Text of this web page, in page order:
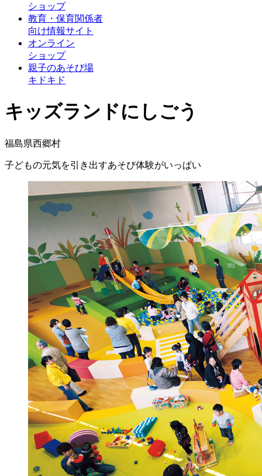
ショップ
教育・保育関係者
向け情報サイト
オンライン
ショップ
親子のあそび場
キドキド
キッズランドにしごう
福島県西郷村
子どもの元気を引き出すあそび体験がいっぱい